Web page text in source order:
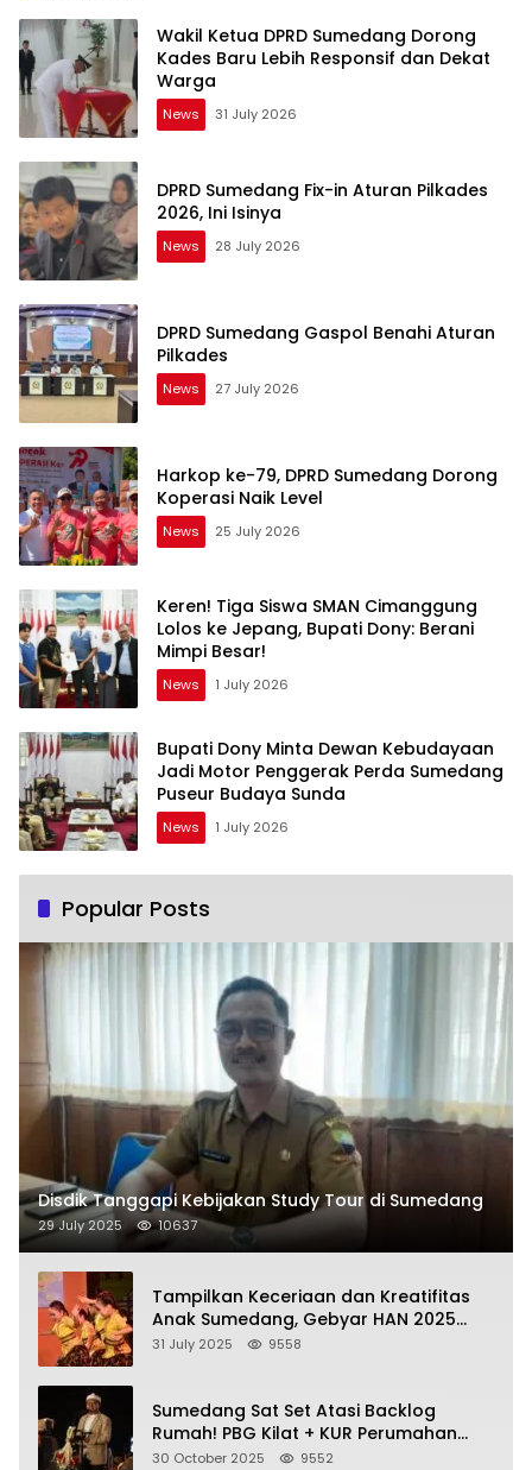
Wakil Ketua DPRD Sumedang Dorong
Kades Baru Lebih Responsif dan Dekat
Warga
News 31 July 2026
DPRD Sumedang Fix-in Aturan Pilkades
2026, Ini Isinya
News 28 July 2026
DPRD Sumedang Gaspol Benahi Aturan
Pilkades
News 27 July 2026
Harkop ke-79, DPRD Sumedang Dorong
Koperasi Naik Level
News 25 July 2026
Keren! Tiga Siswa SMAN Cimanggung
Lolos ke Jepang, Bupati Dony: Berani
Mimpi Besar!
News 1 July 2026
Bupati Dony Minta Dewan Kebudayaan
Jadi Motor Penggerak Perda Sumedang
Puseur Budaya Sunda
News 1 July 2026
Popular Posts
Disdik Tanggapi Kebijakan Study Tour di Sumedang
29 July 2025 10637
Tampilkan Keceriaan dan Kreatifitas
Anak Sumedang, Gebyar HAN 2025
Dihadiri Bupati dan Wabup
31 July 2025 9558
Sumedang Sat Set Atasi Backlog
Rumah! PBG Kilat + KUR Perumahan
Jadi Kunci!
30 October 2025 9552